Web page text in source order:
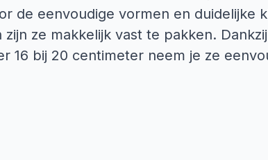
de eenvoudige vormen en duidelijke
ze makkelijk vast te pakken.
16 bij 20 centimeter neem je ze